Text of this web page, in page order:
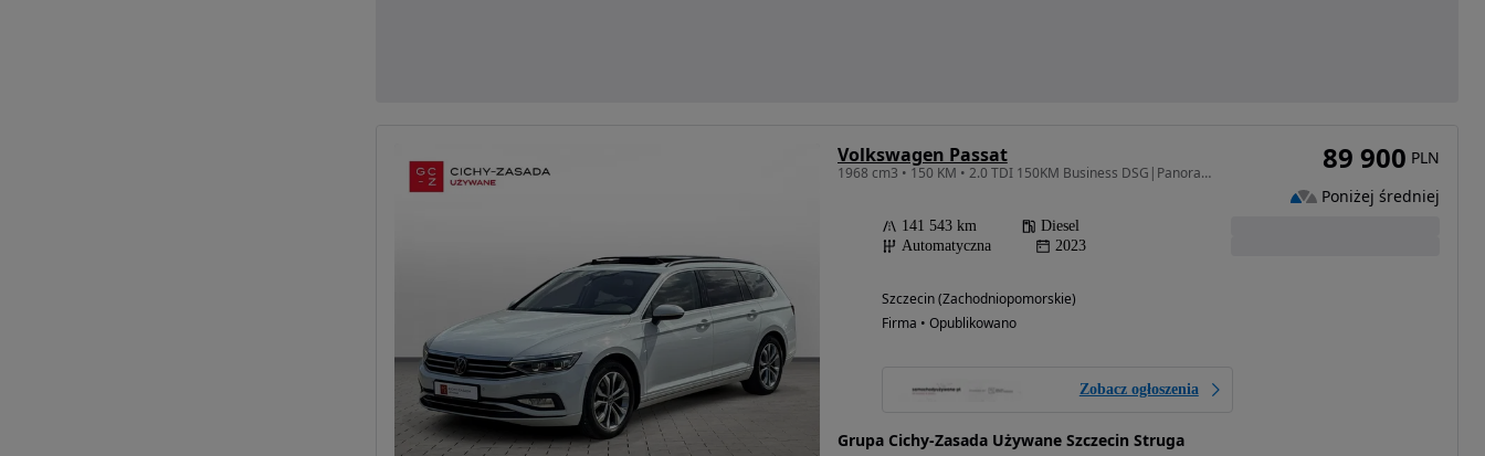
Volkswagen Passat
1968 cm3 • 150 KM • 2.0 TDI 150KM Business DSG|Panorama|Kamera|LED-Matrix|Serwis ASO|FV23%
141 543 km
Diesel
Automatyczna
2023
Szczecin (Zachodniopomorskie)
Firma • Opublikowano
Zobacz ogłoszenia
Grupa Cichy-Zasada Używane Szczecin Struga
89 900 PLN
Poniżej średniej